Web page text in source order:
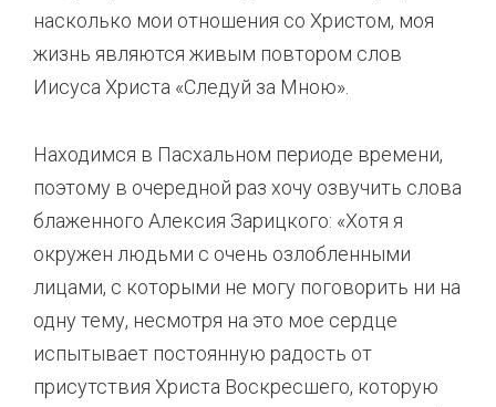
насколько мои отношения со Христом, моя
жизнь являются живым повтором слов
Иисуса Христа «Следуй за Мною».
Находимся в Пасхальном периоде времени,
поэтому в очередной раз хочу озвучить слова
блаженного Алексия Зарицкого: «Хотя я
окружен людьми с очень озлобленными
лицами, с которыми не могу поговорить ни на
одну тему, несмотря на это мое сердце
испытывает постоянную радость от
присутствия Христа Воскресшего, которую